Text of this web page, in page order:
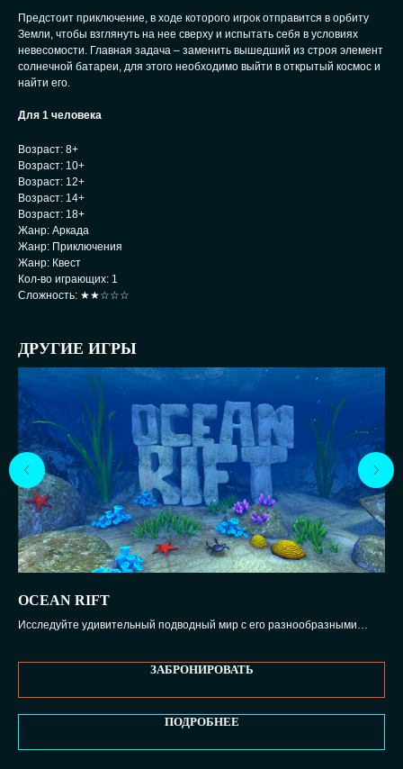
Предстоит приключение, в ходе которого игрок отправится в орбиту
Земли, чтобы взглянуть на нее сверху и испытать себя в условиях
невесомости. Главная задача – заменить вышедший из строя элемент
солнечной батареи, для этого необходимо выйти в открытый космос и
найти его.
Для 1 человека
Возраст: 8+
Возраст: 10+
Возраст: 12+
Возраст: 14+
Возраст: 18+
Жанр: Аркада
Жанр: Приключения
Жанр: Квест
Кол-во играющих: 1
Сложность: ★★☆☆☆
ДРУГИЕ ИГРЫ
OCEAN RIFT
Исследуйте удивительный подводный мир с его разнообразными
ЗАБРОНИРОВАТЬ
ПОДРОБНЕЕ